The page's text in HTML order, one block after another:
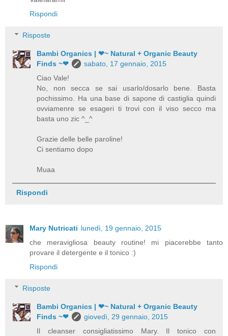
Rispondi
Risposte
Bambi Organics | ❤~ Natural + Organic Beauty
Finds ~❤
sabato, 17 gennaio, 2015
Ciao Vale!
No, non secca se sai usarlo/dosarlo bene. Basta
pochissimo. Ha una base di sapone di castiglia quindi
ovviamenre se esageri ti trovi con il viso secco ma
basta uno zic ^_^
Grazie delle belle paroline!
Ci sentiamo dopo
Muaa
Rispondi
Mary Nutricati lunedì, 19 gennaio, 2015
che meravigliosa beauty routine! mi piacerebbe tanto
provare il detergente e il tonico :)
Rispondi
Risposte
Bambi Organics | ❤~ Natural + Organic Beauty
Finds ~❤
giovedì, 29 gennaio, 2015
Il cleanser consigliatissimo Mary. Il tonico con